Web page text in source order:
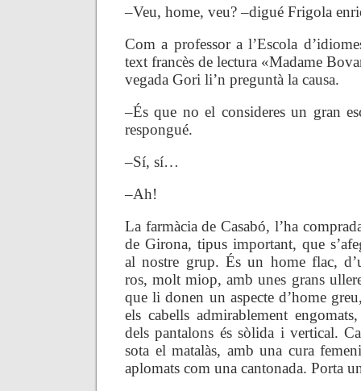
–Veu, home, veu? –digué Frigola
Com a professor a l’Escola
text francès de lectura «Madame
vegada Gori li’n preguntà la causa.
–És que no el consideres un gran
respongué.
–Sí, sí…
–Ah!
La farmàcia de Casabó, l’ha
de Girona, tipus important, que
al nostre grup. És un home flac,
ros, molt miop, amb unes grans
que li donen un aspecte d’home
els cabells admirablement
dels pantalons és sòlida i vertical.
sota el matalàs, amb una cura
aplomats com una cantonada. Porta